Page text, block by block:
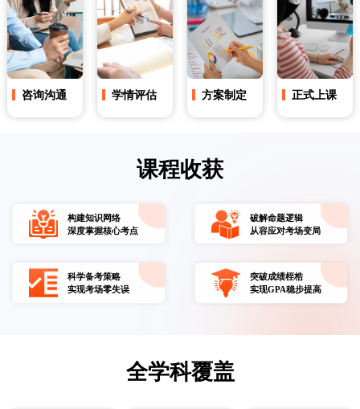
咨询沟通 学情评估
位知识薄弱点
方案制定
内容、预期目
标）​
正式上课
课程收获
构建知识网络
深度掌握核心考点
破解命题逻辑
从容应对考场变局
科学备考策略
实现考场零失误
突破成绩桎梏
实现GPA稳步提高
全学科覆盖​